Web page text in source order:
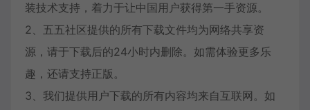
装技术支持，着力于让中国用户获得第一手资源。
2、五五社区提供的所有下载文件均为网络共享资
源，请于下载后的24小时内删除。如需体验更多乐
趣，还请支持正版。
3、我们提供用户下载的所有内容均来自互联网。如